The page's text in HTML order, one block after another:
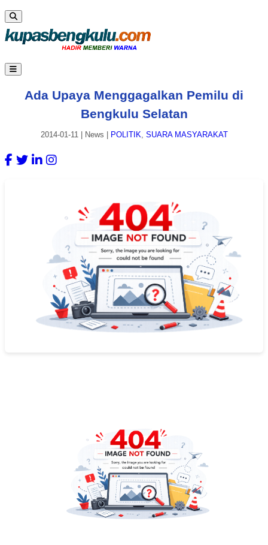
Ada Upaya Menggagalkan Pemilu di
Bengkulu Selatan
2014-01-11| News POLITIK, SUARA MASYARAKAT